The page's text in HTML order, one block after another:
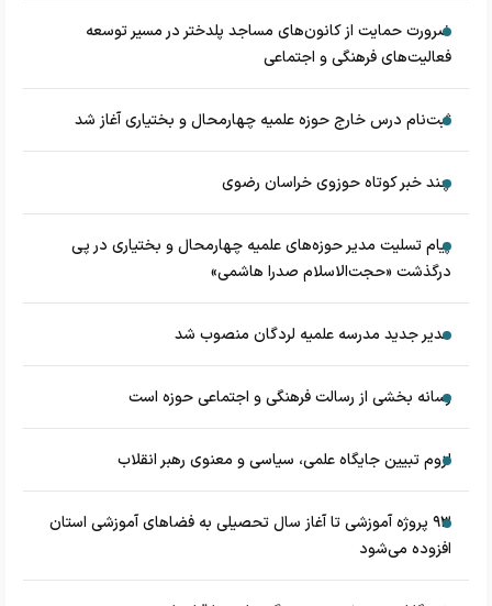
ضرورت حمایت از کانون‌های مساجد پلدختر در مسیر توسعه
فعالیت‌های فرهنگی و اجتماعی
ثبت‌نام درس خارج حوزه علمیه چهارمحال و بختیاری آغاز شد
چند خبر کوتاه حوزوی خراسان رضوی
پیام تسلیت مدیر حوزه‌های علمیه چهارمحال و بختیاری در پی
درگذشت «حجت‌الاسلام صدرا هاشمی»
مدیر جدید مدرسه علمیه لردگان منصوب شد
رسانه بخشی از رسالت فرهنگی و اجتماعی حوزه است
لزوم تبیین جایگاه علمی، سیاسی و معنوی رهبر انقلاب
۹۳ پروژه آموزشی تا آغاز سال تحصیلی به فضاهای آموزشی استان
افزوده می‌شود